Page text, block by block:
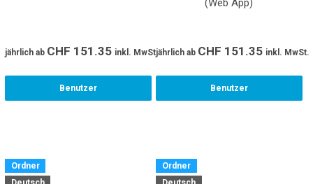
jährlich ab CHF 151.35 inkl. MwSt.
Benutzer
(Web App)
jährlich ab CHF 151.35 inkl. MwSt.
Benutzer
Ordner
Ordner